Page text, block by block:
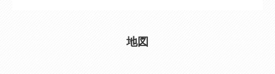
[バス] 後田 徒歩 3分
地図